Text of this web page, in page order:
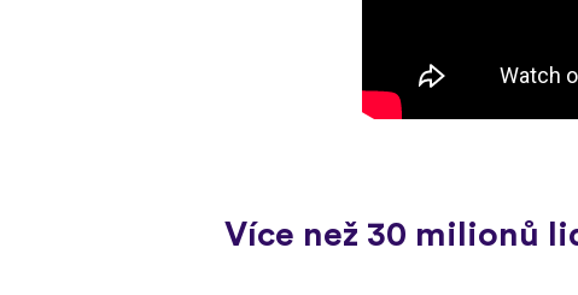
Více než 30 milionů